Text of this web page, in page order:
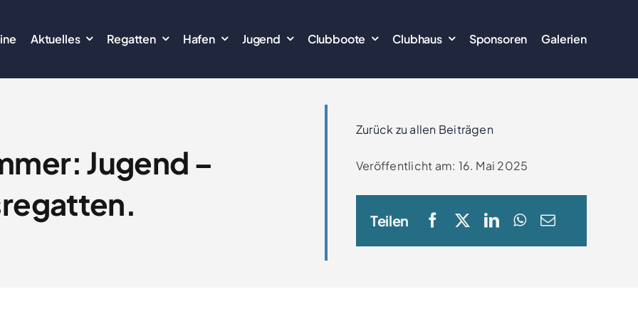
Aktuelles Regatten Hafen Jugend Clubboote Clubhaus Sponsoren Galerien
Jugend –
Zurück zu allen Beiträgen
Veröffentlicht am: 16. Mai 2025
Teilen